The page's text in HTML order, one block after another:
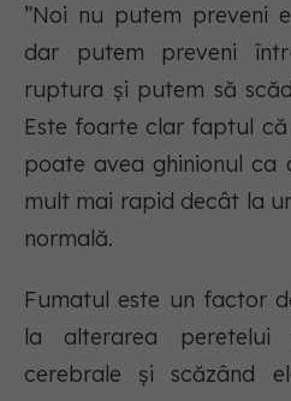
”Noi nu putem preveni
dar putem preveni
ruptura și putem să
Este foarte clar faptul
poate avea ghinionul ca
mult mai rapid decât la
normală.
Fumatul este un factor
la alterarea peretelui
cerebrale și scăzând